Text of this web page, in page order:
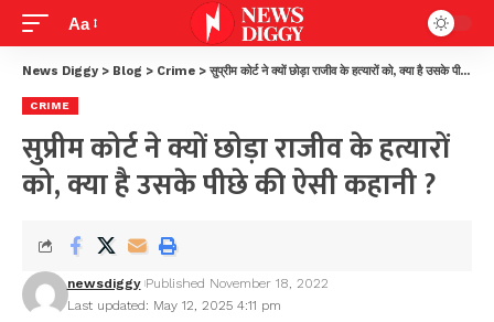
Aa
News Diggy > Blog > Crime > सुप्रीम कोर्ट ने क्यों छोड़ा राजीव के हत्यारों को, क्या है उसके पीछे की ऐसी कहानी ?
CRIME
सुप्रीम कोर्ट ने क्यों छोड़ा राजीव के हत्यारों
को, क्या है उसके पीछे की ऐसी कहानी ?
Last updated: May 12, 2025 4:11 pm
newsdiggy Published November 18, 2022